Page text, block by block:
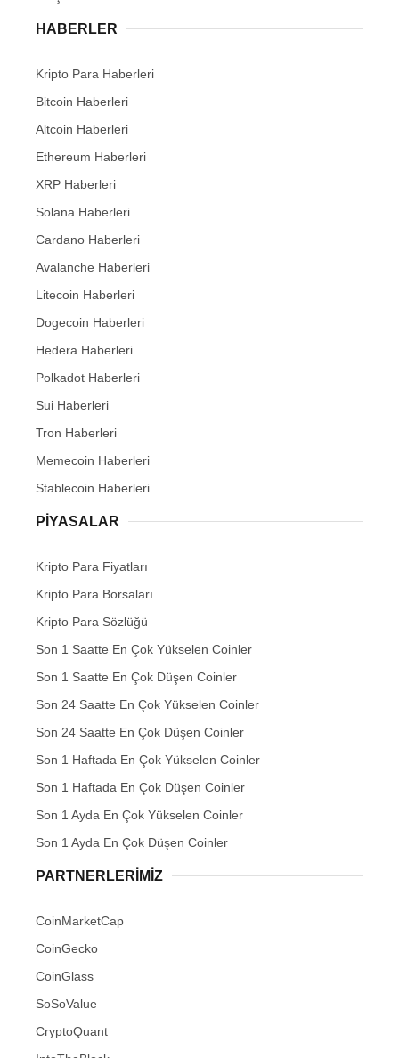
HABERLER
Kripto Para Haberleri
Bitcoin Haberleri
Altcoin Haberleri
Ethereum Haberleri
XRP Haberleri
Solana Haberleri
Cardano Haberleri
Avalanche Haberleri
Litecoin Haberleri
Dogecoin Haberleri
Hedera Haberleri
Polkadot Haberleri
Sui Haberleri
Tron Haberleri
Memecoin Haberleri
Stablecoin Haberleri
PIYASALAR
Kripto Para Fiyatları
Kripto Para Borsaları
Kripto Para Sözlüğü
Son 1 Saatte En Çok Yükselen Coinler
Son 1 Saatte En Çok Düşen Coinler
Son 24 Saatte En Çok Yükselen Coinler
Son 24 Saatte En Çok Düşen Coinler
Son 1 Haftada En Çok Yükselen Coinler
Son 1 Haftada En Çok Düşen Coinler
Son 1 Ayda En Çok Yükselen Coinler
Son 1 Ayda En Çok Düşen Coinler
PARTNERLERIMIZ
CoinMarketCap
CoinGecko
CoinGlass
SoSoValue
CryptoQuant